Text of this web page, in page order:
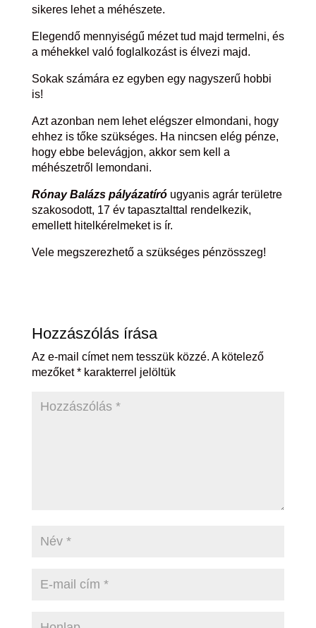
sikeres lehet a méhészete.
Elegendő mennyiségű mézet tud majd termelni, és
a méhekkel való foglalkozást is élvezi majd.
Sokak számára ez egyben egy nagyszerű hobbi
is!
Azt azonban nem lehet elégszer elmondani, hogy
ehhez is tőke szükséges. Ha nincsen elég pénze,
hogy ebbe belevágjon, akkor sem kell a
méhészetről lemondani.
Rónay Balázs pályázatíróugyanis agrár területre
szakosodott, 17 év tapasztalttal rendelkezik,
emellett hitelkérelmeket is ír.
Vele megszerezhető a szükséges pénzösszeg!
Hozzászólás írása
Az e-mail címet nem tesszük közzé. A kötelező
mezőket*karakterrel jelöltük